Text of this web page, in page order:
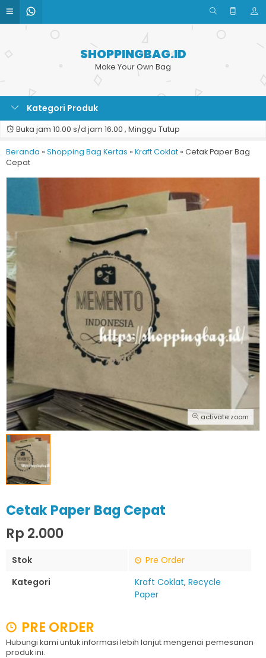
SHOPPINGBAG.ID
Make Your Own Bag
Kategori Produk
Buka jam 10.00 s/d jam 16.00 , Minggu Tutup
Beranda » Shopping Bag Kertas » Kraft Coklat » Cetak Paper Bag
Cepat
activate zoom
Cetak Paper Bag Cepat
Rp 2.000
Stok
Pre Order
Kategori
Kraft Coklat, Recycle
Paper
PRE ORDER
Hubungi kami untuk informasi lebih lanjut mengenai pemesanan
produk ini.